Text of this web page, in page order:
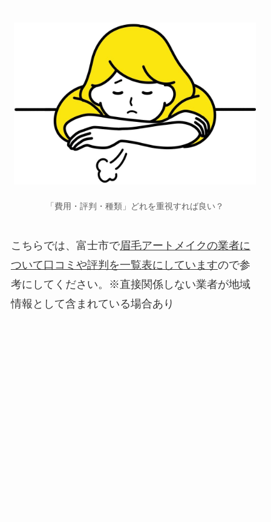
「費用・評判・種類」どれを重視すれば良い？
こちらでは、富士市で眉毛アートメイクの業者に
ついて口コミや評判を一覧表にしていますので参
考にしてください。※直接関係しない業者が地域
情報として含まれている場合あり